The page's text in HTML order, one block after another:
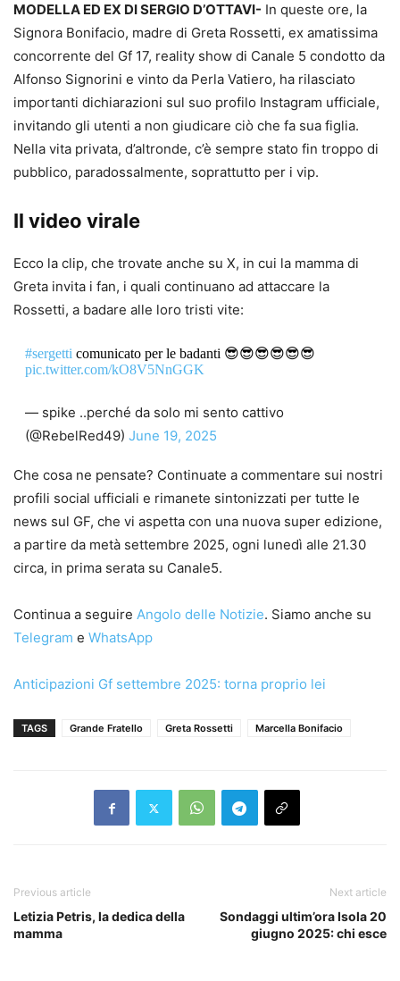
MODELLA ED EX DI SERGIO D’OTTAVI- In queste ore, la
Signora Bonifacio, madre di Greta Rossetti, ex amatissima
concorrente del Gf 17, reality show di Canale 5 condotto da
Alfonso Signorini e vinto da Perla Vatiero, ha rilasciato
importanti dichiarazioni sul suo profilo Instagram ufficiale,
invitando gli utenti a non giudicare ciò che fa sua figlia.
Nella vita privata, d’altronde, c’è sempre stato fin troppo di
pubblico, paradossalmente, soprattutto per i vip.
Il video virale
Ecco la clip, che trovate anche su X, in cui la mamma di
Greta invita i fan, i quali continuano ad attaccare la
Rossetti, a badare alle loro tristi vite:
#sergetti comunicato per le badanti 😎😎😎😎😎😎
pic.twitter.com/kO8V5NnGGK
— spike ..perché da solo mi sento cattivo
(@RebelRed49) June 19, 2025
Che cosa ne pensate? Continuate a commentare sui nostri
profili social ufficiali e rimanete sintonizzati per tutte le
news sul GF, che vi aspetta con una nuova super edizione,
a partire da metà settembre 2025, ogni lunedì alle 21.30
circa, in prima serata su Canale5.
Continua a seguire Angolo delle Notizie. Siamo anche su
Telegram e WhatsApp
Anticipazioni Gf settembre 2025: torna proprio lei
TAGS Grande Fratello Greta Rossetti Marcella Bonifacio
Previous article
Letizia Petris, la dedica della
mamma
Next article
Sondaggi ultim’ora Isola 20
giugno 2025: chi esce